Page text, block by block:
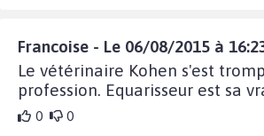
Francoise - Le 06/08/2015 à
Le vétérinaire Kohen s'est
profession. Equarisseur est sa
0 0